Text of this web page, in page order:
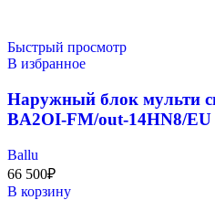
Быстрый просмотр
В избранное
Наружный блок мульти
BA2OI-FM/out-14HN8/EU
Ballu
66 500₽
В корзину